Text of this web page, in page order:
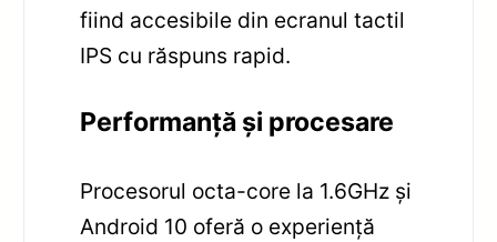
fiind accesibile din ecranul tactil
IPS cu răspuns rapid.
Performanță și procesare
Procesorul octa-core la 1.6GHz și
Android 10 oferă o experiență